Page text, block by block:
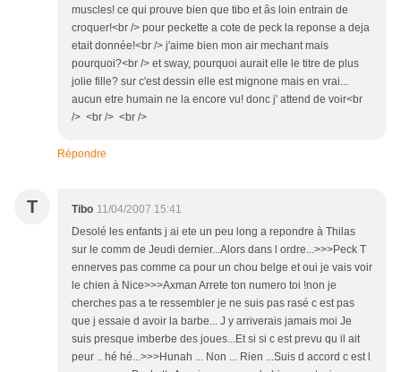
muscles! ce qui prouve bien que tibo et âs loin entrain de
croquer!<br /> pour peckette a cote de peck la reponse a deja
etait donnée!<br /> j'aime bien mon air mechant mais
pourquoi?<br /> et sway, pourquoi aurait elle le titre de plus
jolie fille? sur c'est dessin elle est mignone mais en vrai...
aucun etre humain ne la encore vu! donc j' attend de voir<br
/> <br /> <br />
Répondre
T Tibo 11/04/2007 15:41
Desolé les enfants j ai ete un peu long a repondre à Thilas
sur le comm de Jeudi dernier...Alors dans l ordre...>>>Peck T
ennerves pas comme ca pour un chou belge et oui je vais voir
le chien à Nice>>>Axman Arrete ton numero toi !non je
cherches pas a te ressembler je ne suis pas rasé c est pas
que j essaie d avoir la barbe... J y arriverais jamais moi Je
suis presque imberbe des joues...Et si si c est prevu qu il ait
peur .. hé hé...>>>Hunah ... Non ... Rien ...Suis d accord c est l